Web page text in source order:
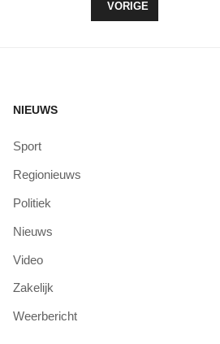
VORIG ARTIKEL:
VORIGE
NIEUWS
Sport
Regionieuws
Politiek
Nieuws
Video
Zakelijk
Weerbericht